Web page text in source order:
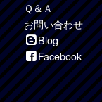
Ｑ＆Ａ
お問い合わせ
Blog
Facebook